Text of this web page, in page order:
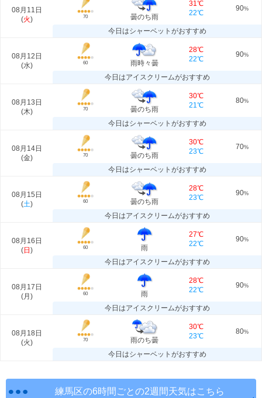
08月11日
(火) 70 曇のち雨
31℃
22℃
90%
今日はシャーベットがおすすめ
08月12日
(水) 60 雨時々曇
28℃
22℃
90%
今日はアイスクリームがおすすめ
08月13日
(木) 70 曇のち雨
30℃
21℃
80%
今日はシャーベットがおすすめ
08月14日
(金) 70 曇のち雨
30℃
23℃
70%
今日はシャーベットがおすすめ
08月15日
(土) 60 曇のち雨
28℃
23℃
90%
今日はアイスクリームがおすすめ
08月16日
(日 ) 60 雨
27℃
22℃
90%
今日はアイスクリームがおすすめ
08月17日
(月 ) 60 雨
28℃
22℃
90%
今日はアイスクリームがおすすめ
08月18日
(火) 70 雨のち曇
30℃
23℃
80%
今日はシャーベットがおすすめ
練馬区の6時間ごとの2週間天気はこちら